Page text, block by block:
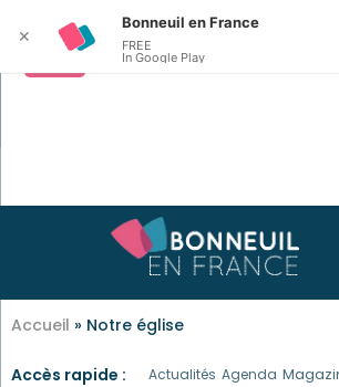
Accueil » Notre église
Accès rapide : Actualités Agenda
✕
Bonneuil en France
FREE
In Google Play